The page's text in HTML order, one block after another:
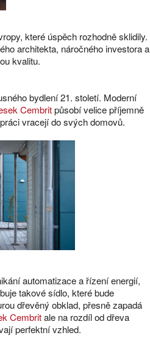
které úspěch rozhodně sklidily.
architekta, náročného investora a
kvalitu.
bydlení 21. století. Moderní
Cembritpůsobí velice příjemně
vracejí do svých domovů.
automatizace a řízení energií,
takové sídlo, které bude
dřevěný obklad, přesně zapadá
Cembritale na rozdíl od dřeva
perfektní vzhled.